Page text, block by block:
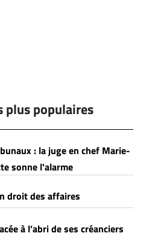
plus populaires
: la juge en chef Marie-
sonne l'alarme
droit des affaires
à l’abri de ses créanciers